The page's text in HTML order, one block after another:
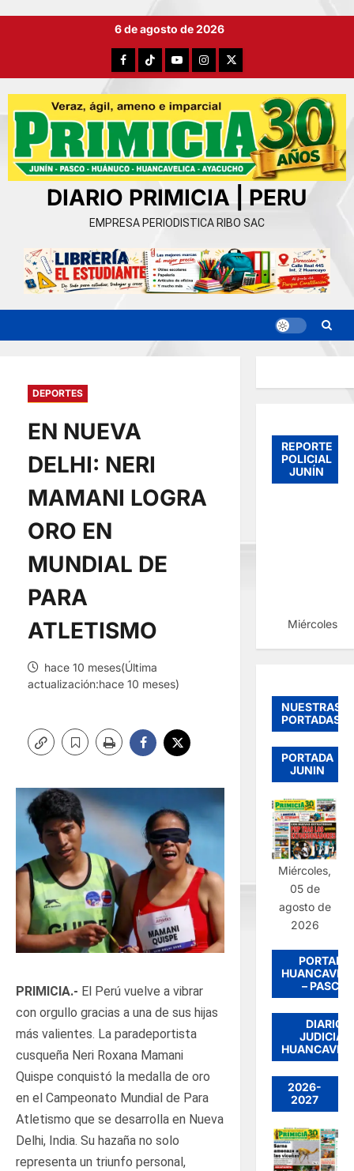
6 de agosto de 2026
FacebookTikTokYouTubeInstagram
X
DIARIO PRIMICIA | PERU
EMPRESA PERIODISTICA RIBO SAC
DEPORTES
EN NUEVA
DELHI: NERI
MAMANI LOGRA
ORO EN
MUNDIAL DE
PARA
ATLETISMO
hace 10 meses(Última
actualización:hace 10 meses)
PRIMICIA.- El Perú vuelve a vibrar
con orgullo gracias a una de sus hijas
más valientes. La paradeportista
cusqueña Neri Roxana Mamani
Quispe conquistó la medalla de oro
en el Campeonato Mundial de Para
Atletismo que se desarrolla en Nueva
Delhi, India. Su hazaña no solo
representa un triunfo personal,
REPORTE
POLICIAL
JUNÍN
Miércoles,
NUESTRAS
PORTADAS
PORTADA
JUNIN
Miércoles,
05 de
agosto de
2026
PORTADA
– PASCO
DIARIO
JUDICIAL
2026-
2027